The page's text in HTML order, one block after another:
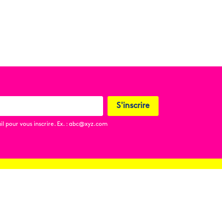
pour vous inscrire. Ex. : abc@xyz.com
S'inscrire